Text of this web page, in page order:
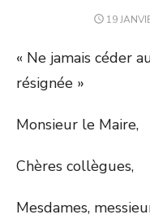
POSTED
19
« Ne jamais céder
résignée »
Monsieur le Maire,
Chères collègues,
Mesdames,